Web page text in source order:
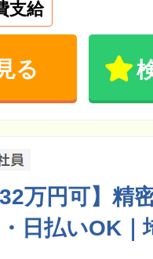
支給
る
万円可】精
日払いOK｜